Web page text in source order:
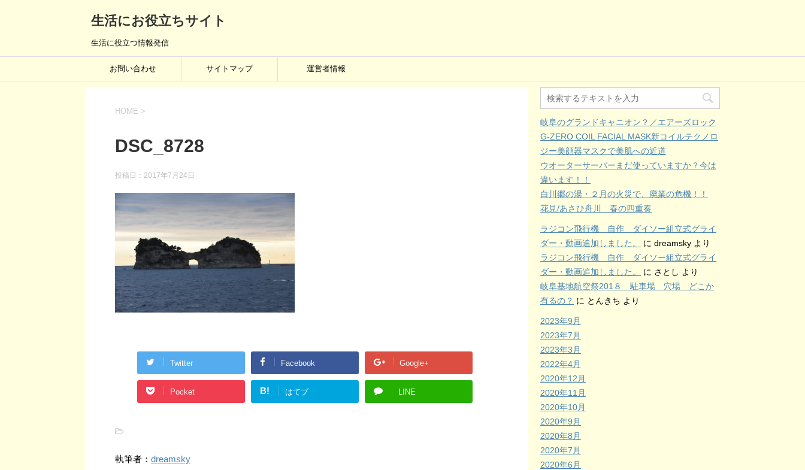
生活にお役立ちサイト
生活に役立つ情報発信
お問い合わせ サイトマップ 運営者情報
HOME >
DSC_8728
投稿日： 2017年7月24日
Twitter Facebook Google+
Pocket B! はてブ LINE
-
執筆者： dreamsky
岐阜のグランドキャニオン？／エアーズロック
G-ZERO COIL FACIAL MASK新コイルテクノロ
ジー美顔器マスクで美肌への近道
ウオーターサーバーまだ使っていますか？今は
違います！！
白川郷の湯・２月の火災で、廃業の危機！！
花見/あさひ舟川 春の四重奏
ラジコン飛行機 自作 ダイソー組立式グライ
ダー・動画追加しました。
に dreamsky より
ラジコン飛行機 自作 ダイソー組立式グライ
ダー・動画追加しました。
に さとし より
岐阜基地航空祭201８ 駐車場 穴場 どこか
有るの？ に とんきち より
2023年9月
2023年7月
2023年3月
2022年4月
2020年12月
2020年11月
2020年10月
2020年9月
2020年8月
2020年7月
2020年6月